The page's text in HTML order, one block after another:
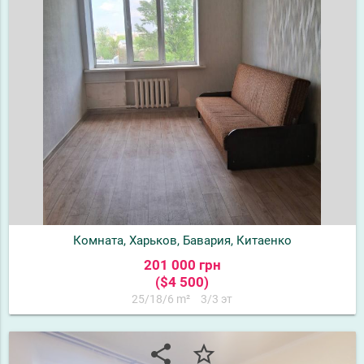
Комната, Харьков, Бавария, Китаенко
201 000 грн
($4 500)
25/18/6 m² 3/3 эт
share star_border